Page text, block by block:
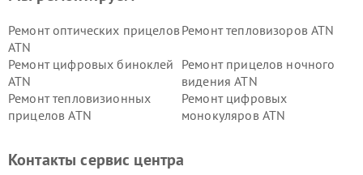
Ремонт оптических прицелов
ATN
Ремонт тепловизоров ATN
Ремонт цифровых биноклей
ATN
Ремонт прицелов ночного
видения ATN
Ремонт тепловизионных
прицелов ATN
Ремонт цифровых
монокуляров ATN
Контакты сервис центра